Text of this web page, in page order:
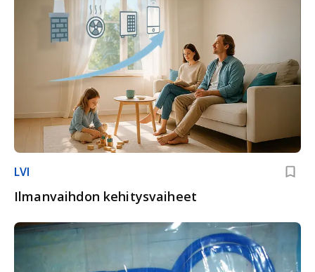
LVI
Ilmanvaihdon kehitysvaiheet